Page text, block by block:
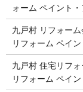
ォーム ペイント
九戸村 リフォー
リフォーム ペイ
九戸村 住宅リフ
リフォーム ペイ